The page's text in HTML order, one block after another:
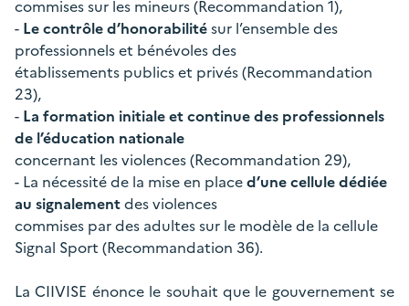
commises sur les mineurs (Recommandation 1),
- Le contrôle d’honorabilitésur l’ensemble des
professionnels et bénévoles des
établissements publics et privés (Recommandation
23),
- La formation initiale et continue des professionnels
de l’éducation nationale
concernant les violences (Recommandation 29),
- La nécessité de la mise en placed’une cellule dédiée
au signalementdes violences
commises par des adultes sur le modèle de la cellule
Signal Sport (Recommandation 36).
La CIIVISE énonce le souhait que le gouvernement se